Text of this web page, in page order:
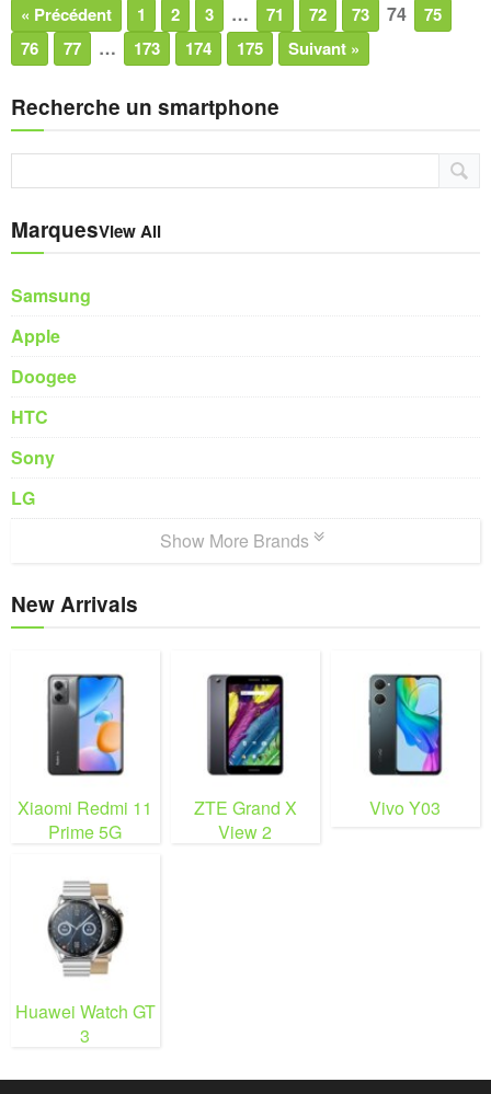
« Précédent 1 2 3 … 71 72 73 74
75
76
77 … 173 174 175 Suivant »
Recherche un smartphone
MarquesView All
Samsung
Apple
Doogee
HTC
Sony
LG
Show More Brands
New Arrivals
Xiaomi Redmi 11
Prime 5G
ZTE Grand X
View 2
Vivo Y03
Huawei Watch GT
3